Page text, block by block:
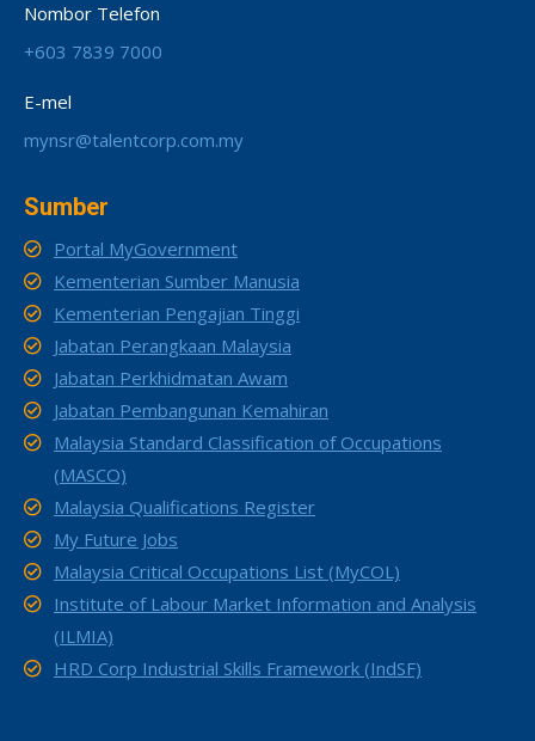
Nombor Telefon
+603 7839 7000
E-mel
mynsr@talentcorp.com.my
Sumber
Portal MyGovernment
Kementerian Sumber Manusia
Kementerian Pengajian Tinggi
Jabatan Perangkaan Malaysia
Jabatan Perkhidmatan Awam
Jabatan Pembangunan Kemahiran
Malaysia Standard Classification of Occupations
(MASCO)
Malaysia Qualifications Register
My Future Jobs
Malaysia Critical Occupations List (MyCOL)
Institute of Labour Market Information and Analysis
(ILMIA)
HRD Corp Industrial Skills Framework (IndSF)